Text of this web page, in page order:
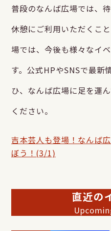
普段のなんば広場では、
休憩にご利用いただくこ
場では、今後も様々なイ
す。公式HPやSNSで最新
ひ、なんば広場に足を運
ください。
吉本芸人も登場！なんば
ぼう！(3/1)
直近の